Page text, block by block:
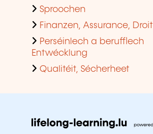
Sproochen
Finanzen, Assurance, Droit
Perséinlech a berufflech
Entwécklung
Qualitéit, Sécherheet